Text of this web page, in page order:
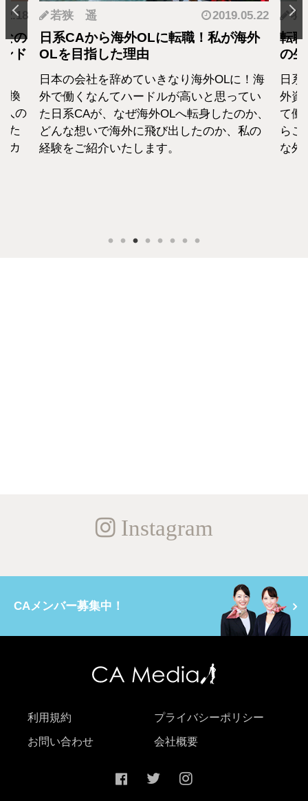
の
ド
換
人の
た
カ
若狭 遥 2019.05.22
日系CAから海外OLに転職！私が海外
OLを目指した理由
日本の会社を辞めていきなり海外OLに！海
外で働くなんてハードルが高いと思ってい
た日系CAが、なぜ海外OLへ転身したのか、
どんな想いで海外に飛び出したのか、私の
経験をご紹介いたします。
羽
転
の
日
外資
て働
らこ
な外
Instagram
CAメンバー募集中！
利用規約 プライバシーポリシー
お問い合わせ 会社概要